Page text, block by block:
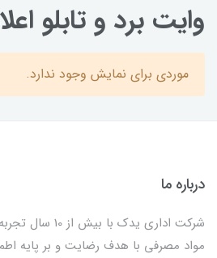
وایت برد و تابلو
موردی برای نمایش وجود ندارد.
درباره ما
شرکت اداری یدک
مواد مصرفی با هدف رضایت و بر پایه